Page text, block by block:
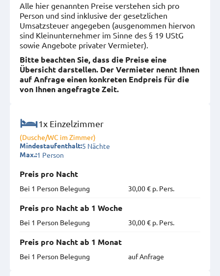
Alle hier genannten Preise verstehen sich pro
Person und sind inklusive der gesetzlichen
Umsatzsteuer angegeben (ausgenommen hiervon
sind Kleinunternehmer im Sinne des § 19 UStG
sowie Angebote privater Vermieter).
Bitte beachten Sie, dass die Preise eine
Übersicht darstellen. Der Vermieter nennt Ihnen
auf Anfrage einen konkreten Endpreis für die
von Ihnen angefragte Zeit.
1x Einzelzimmer
(Dusche/WC im Zimmer)
Mindestaufenthalt:5 Nächte
Max.:1 Person
Preis pro Nacht
Bei 1 Person Belegung
30,00 € p. Pers.
Preis pro Nacht ab 1 Woche
Bei 1 Person Belegung
30,00 € p. Pers.
Preis pro Nacht ab 1 Monat
Bei 1 Person Belegung
auf Anfrage